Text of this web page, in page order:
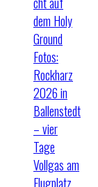
dem Holy
Ground
Fotos:
Rockharz
2026 in
Ballenstedt
– vier
Tage
Vollgas am
Flugplatz